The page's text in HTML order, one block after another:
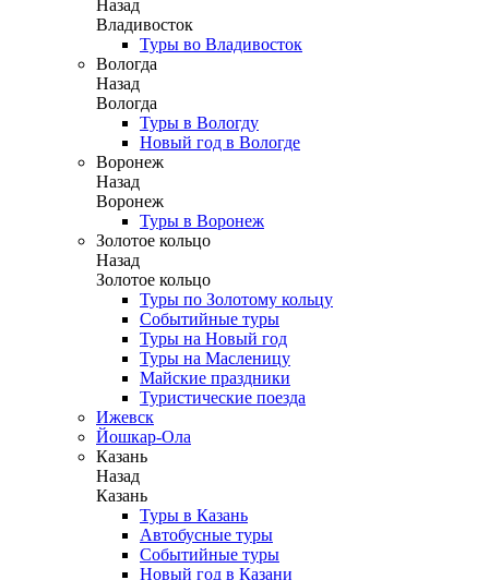
Назад
Владивосток
Туры во Владивосток
Вологда
Назад
Вологда
Туры в Вологду
Новый год в Вологде
Воронеж
Назад
Воронеж
Туры в Воронеж
Золотое кольцо
Назад
Золотое кольцо
Туры по Золотому кольцу
Событийные туры
Туры на Новый год
Туры на Масленицу
Майские праздники
Туристические поезда
Ижевск
Йошкар-Ола
Казань
Назад
Казань
Туры в Казань
Автобусные туры
Событийные туры
Новый год в Казани